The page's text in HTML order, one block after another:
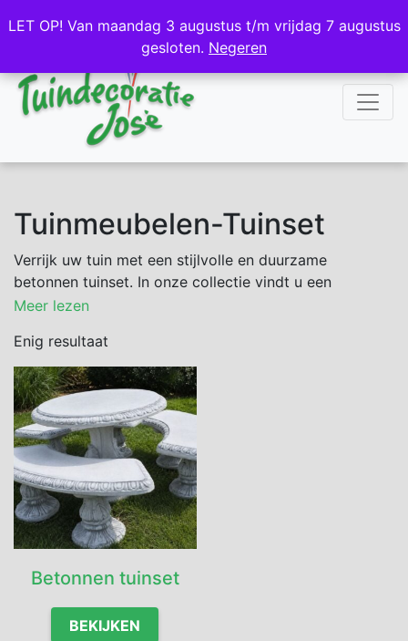
NL DE
Tuinmeubelen-Tuinset
Verrijk uw tuin met een stijlvolle en duurzame
betonnen tuinset. In onze collectie vindt u een
robuuste betonnen tafels en banken die perfect zijn
Echt, Limburg, uw tuincentrum in de buurt, en ontdek
de mogelijkheden.
Meer lezen
Enig resultaat
Betonnen tuinset
BEKIJKEN
LET OP! Van maandag 3 augustus t/m vrijdag 7 augustus
gesloten. Negeren
LET OP! Van maandag 3 augustus t/m vrijdag 7 augustus
gesloten. Negeren